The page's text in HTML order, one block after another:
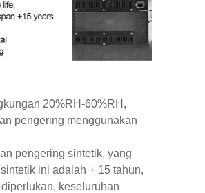
20%RH-60%RH,
pengering menggunakan
pengering sintetik, yang
ini adalah + 15 tahun,
keseluruhan